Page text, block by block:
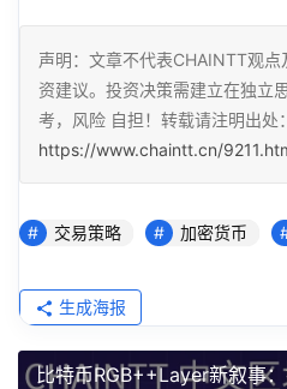
声明：文章不代表CHAINTT观
资建议。投资决策需建立在独立
考，风险 自担！转载请注明出处：
https://www.chaintt.cn/
交易策略 加密货币
生成海报
比特币RGB++Layer新叙事